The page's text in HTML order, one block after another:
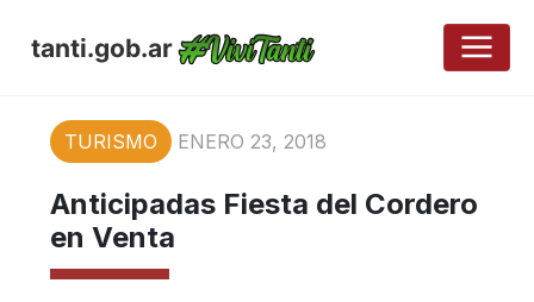
tanti.gob.ar
TURISMO ENERO 23, 2018
Anticipadas Fiesta del Cordero
en Venta